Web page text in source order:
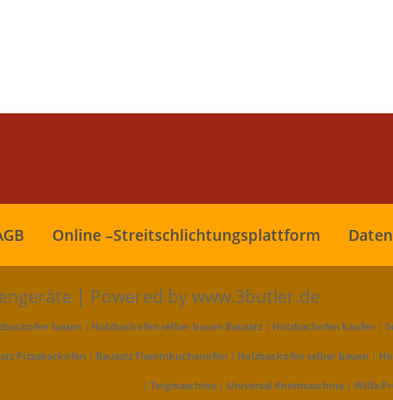
Online –Streitschlichtungsplattform
| Powered by www.3butler.de
bauen | Holzbackofen selber bauen Bausatz | Holzbackofen kaufen |
Pizzabackofen | Bausatz Flammkuchenofen | Holzbackofen selber bauen |
| Teigmaschine| Universal Knetmaschine| Wilfa